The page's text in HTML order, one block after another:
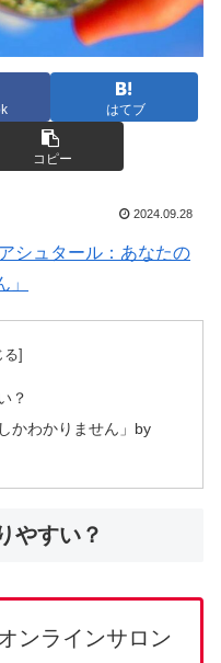
はてブ
コピー
2024.09.28
シュタール：あなたの
？
かわかりません」by
やすい？
ンラインサロン